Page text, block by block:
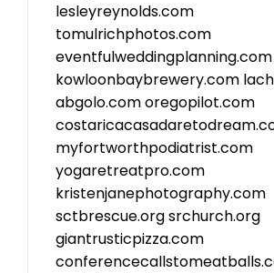
lesleyreynolds.com
tomulrichphotos.com
eventfulweddingplanning.com
kowloonbaybrewery.com
abgolo.comoregopilot.com
myfortworthpodiatrist.com
yogaretreatpro.com
kristenjanephotography.com
sctbrescue.orgsrchurch.org
giantrusticpizza.com